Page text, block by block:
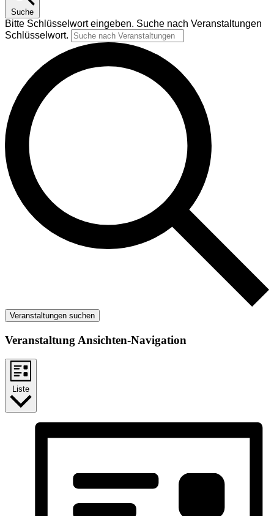
Suche
Bitte Schlüsselwort eingeben. Suche nach Veranstaltungen
Schlüsselwort.
Veranstaltungen suchen
Veranstaltung Ansichten-Navigation
Liste